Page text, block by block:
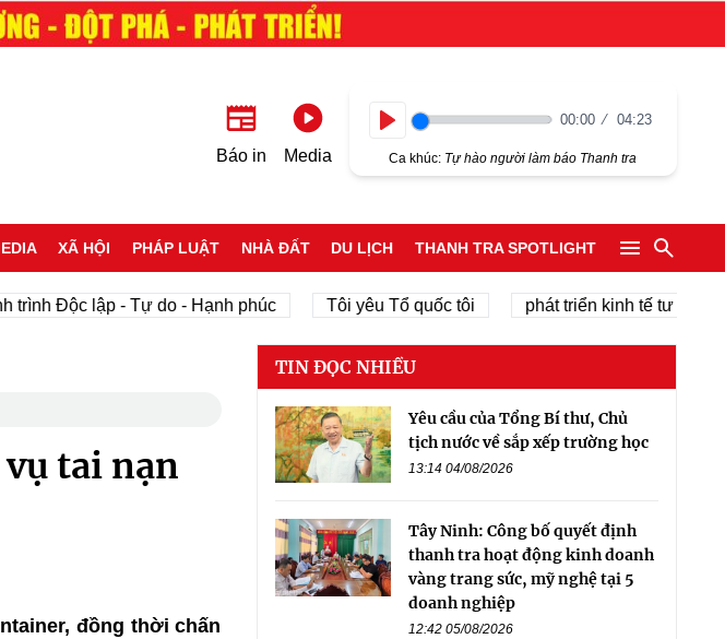
Báo in Media
00:00 04:23
Ca khúc: Tự hào người làm báo Thanh tra
XÃ HỘI PHÁP LUẬT NHÀ ĐẤT DU LỊCH THANH TRA SPOTLIGHT
lập - Tự do - Hạnh phúc Tôi yêu Tổ quốc tôi phát triển kinh tế tư nhân
tai nạn
đồng thời chấn
TIN ĐỌC NHIỀU
Yêu cầu của Tổng Bí thư, Chủ
tịch nước về sắp xếp trường học
13:14 04/08/2026
Tây Ninh: Công bố quyết định
thanh tra hoạt động kinh doanh
vàng trang sức, mỹ nghệ tại 5
doanh nghiệp
12:42 05/08/2026